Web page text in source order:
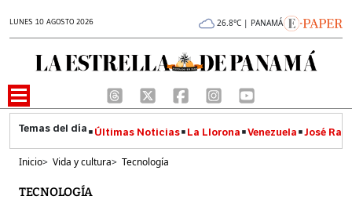
LUNES 10 AGOSTO 2026 26.8°C | PANAMÁ
Últimas Noticias La Llorona Venezuela José
Inicio> Vida y cultura> Tecnología
TECNOLOGÍA